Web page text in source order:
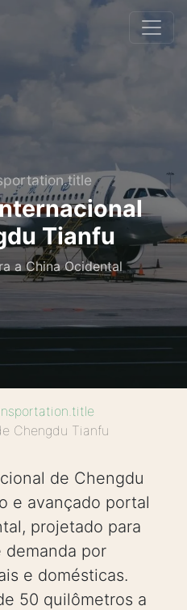
Tianfu
a China Ocidental
Chengdu Tianfu
de Chengdu
e avançado portal
projetado para
por
e domésticas.
50 quilômetros a